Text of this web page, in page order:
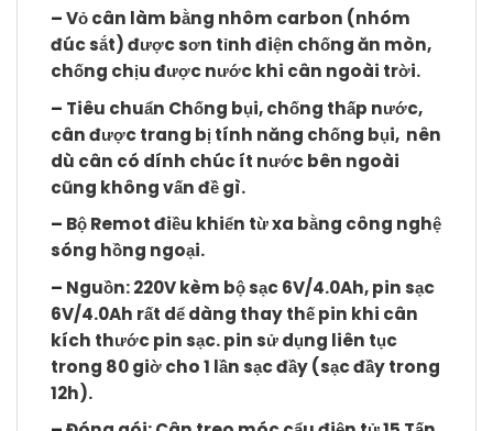
–Vỏ cân làm bằng nhôm carbon (nhóm
đúc sắt) được sơn tỉnh điện chống ăn mòn,
chống chịu được nước khi cân ngoài trời.
– Tiêu chuẩn Chống bụi, chống thấp nước,
cân được trang bị tính năng chống bụi, nên
dù cân có dính chúc ít nước bên ngoài
cũng không vấn đề gì.
– Bộ Remot điều khiển từ xa bằng công nghệ
sóng hồng ngoại.
– Nguồn: 220V kèm bộ sạc 6V/4.0Ah, pin sạc
6V/4.0Ah rất dể dàng thay thế pin khi cân
kích thước pin sạc. pin sử dụng liên tục
trong 80 giờ cho 1 lần sạc đầy (sạc đầy trong
12h).